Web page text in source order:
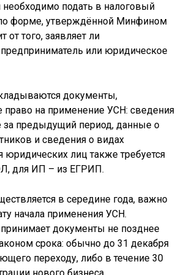
подать в налоговый
форме, утверждённой Минфином
от того, заявляет ли
или юридическое
документы,
на применение УСН: сведения
за предыдущий период, данные о
и сведения о видах
юридических лиц также требуется
для ИП – из ЕГРИП.
в середине года, важно
начала применения УСН.
документы не позднее
срока: обычно до 31 декабря
переходу, либо в течение 30